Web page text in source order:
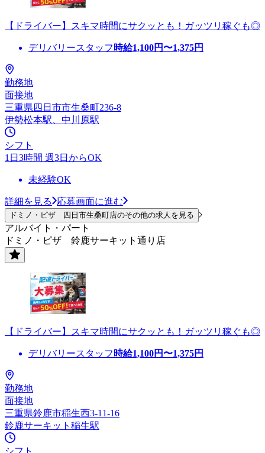
【ドライバー】スキマ時間にサクッとも！ガッツリ稼ぐも◎
デリバリースタッフ 時給1,100円〜1,375円
勤務地
面接地
三重県四日市市生桑町236-8
伊勢松本駅、中川原駅
シフト
1日3時間 週3日からOK
未経験OK
詳細を見る 応募画面に進む
ドミノ・ピザ 四日市生桑町店のその他の求人を見る
アルバイト・パート
ドミノ・ピザ 鈴鹿サーキット通り店
【ドライバー】スキマ時間にサクッとも！ガッツリ稼ぐも◎
デリバリースタッフ 時給1,100円〜1,375円
勤務地
面接地
三重県鈴鹿市稲生西3-11-16
鈴鹿サーキット稲生駅
シフト